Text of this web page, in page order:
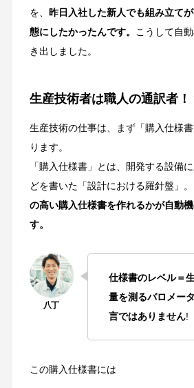
を、 昨日入社した新人でも組み立て
態にしたかったんです。 こうして自
き出しました。
生産技術者は職人の通訳者！
生産技術の仕事は、まず「購入仕様
ります。
「購入仕様書」とは、開発する設備
どを書いた「設計における羅針盤」。
の高い購入仕様書を作れるかが自動
す。
仕様書のレベル＝
量を測るバロメー
言ではありません!
この購入仕様書には